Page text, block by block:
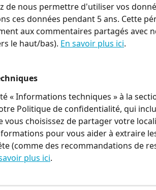
de nous permettre d'utiliser vos
ces données pendant 5 ans. Cette
aux commentaires partagés avec
le haut/bas). En savoir plus ici.
« Informations techniques » à la
Politique de confidentialité, qui
vous choisissez de partager votre
pour vous aider à extraire
(comme des recommandations de
plus ici.